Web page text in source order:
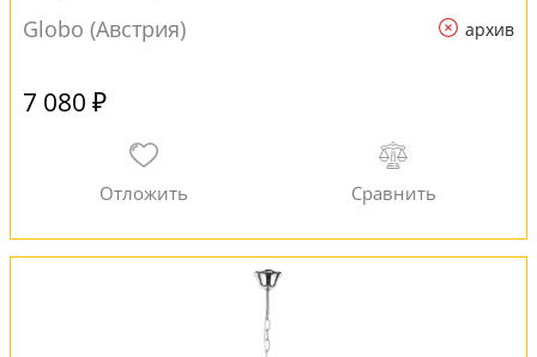
Globo (Австрия)
архив
7 080 ₽